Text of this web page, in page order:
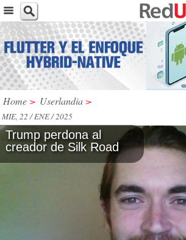
Home > Userlandia >
MIE, 22 / ENE / 2025
Trump perdona al
creador de Silk Road